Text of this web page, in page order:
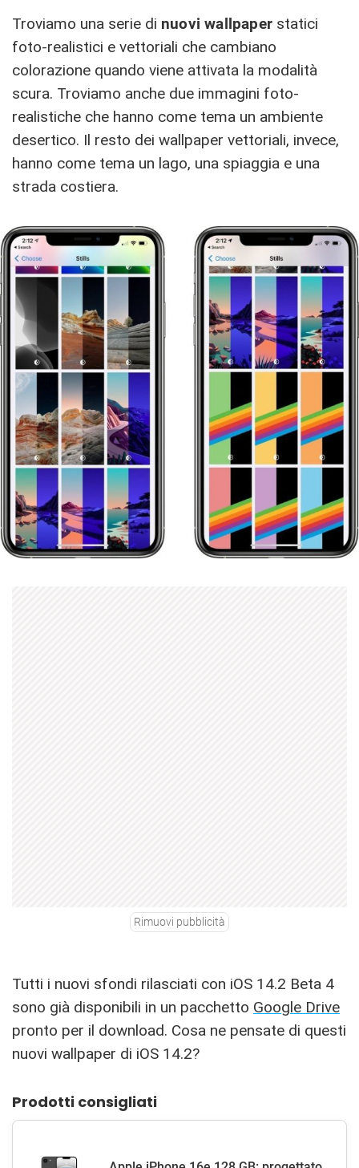
Troviamo una serie di nuovi wallpaper statici
foto-realistici e vettoriali che cambiano
colorazione quando viene attivata la modalità
scura. Troviamo anche due immagini foto-
realistiche che hanno come tema un ambiente
desertico. Il resto dei wallpaper vettoriali, invece,
hanno come tema un lago, una spiaggia e una
strada costiera.
Rimuovi pubblicità
Tutti i nuovi sfondi rilasciati con iOS 14.2 Beta 4
sono già disponibili in un pacchetto Google Drive
pronto per il download. Cosa ne pensate di questi
nuovi wallpaper di iOS 14.2?
Prodotti consigliati